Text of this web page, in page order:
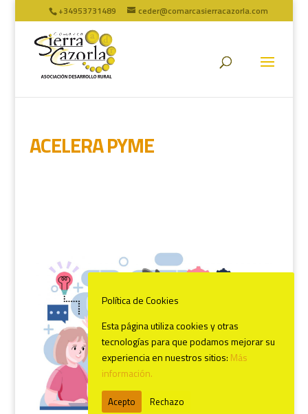
+34953731489 ceder@comarcasierracazorla.com
ACELERA PYME
Política de Cookies
Esta página utiliza cookies y otras
tecnologías para que podamos mejorar su
experiencia en nuestros sitios: Más
información.
Acepto Rechazo